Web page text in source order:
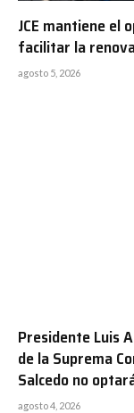
JCE mantiene el
facilitar la
agosto 5, 2026
Presidente Luis
de la Suprema
Salcedo no
agosto 4, 2026